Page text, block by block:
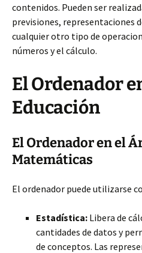
contenidos. Pueden ser
previsiones, representaciones
cualquier otro tipo de
números y el cálculo.
El Ordenador
Educación
El Ordenador en el
Matemáticas
El ordenador puede utilizarse
Estadística: Libera de
cantidades de datos y
de conceptos. Las